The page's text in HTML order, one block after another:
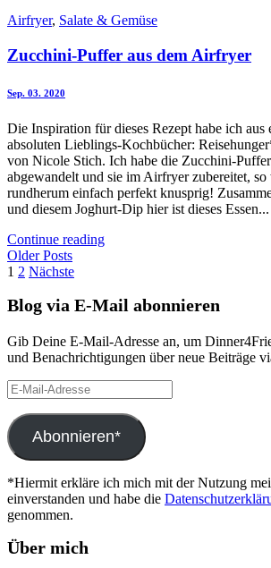
Airfryer, Salate & Gemüse
Zucchini-Puffer aus dem Airfryer
Sep. 03. 2020
Die Inspiration für dieses Rezept habe ich aus
absoluten Lieblings-Kochbücher:
von Nicole Stich. Ich habe die Zucchini-
abgewandelt und sie im Airfryer zubereitet, so
rundherum einfach perfekt knusprig!
und diesem Joghurt-Dip hier ist dieses Essen...
Continue reading
Older Posts
Seitennummerierung
der
Beiträge
1 2 Nächste
Blog via E-Mail abonnieren
Gib Deine E-Mail-Adresse an, um
und Benachrichtigungen über neue Beiträge
E-
Mail-
Adresse
Abonnieren*
*Hiermit erkläre ich mich mit der Nutzung
einverstanden und habe die
genommen.
Über mich